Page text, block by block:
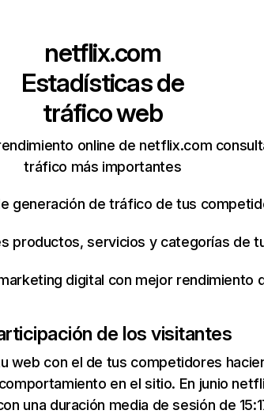
netflix.com
Estadísticas de
tráfico web
online de netflix.com
tráfico más importantes
generación de tráfico de tus
productos, servicios y categorías de
digital con mejor rendimiento
de los visitantes
web con el de tus competidores
en el sitio. En junio
una duración media de sesión de